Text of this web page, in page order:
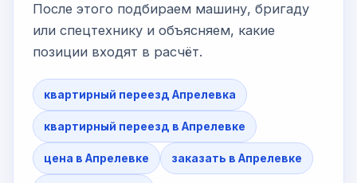
После этого подбираем машину, бригаду
или спецтехнику и объясняем, какие
позиции входят в расчёт.
квартирный переезд Апрелевка
квартирный переезд в Апрелевке
цена в Апрелевке заказать в Апрелевке